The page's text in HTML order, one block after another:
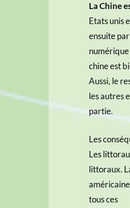
La Chine
Etats unis
ensuite
numérique
chine est
Aussi, le
les autres
partie.
Les
Les
littoraux.
tous ces